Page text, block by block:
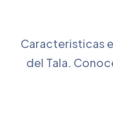
Caracteristicas
del Tala.